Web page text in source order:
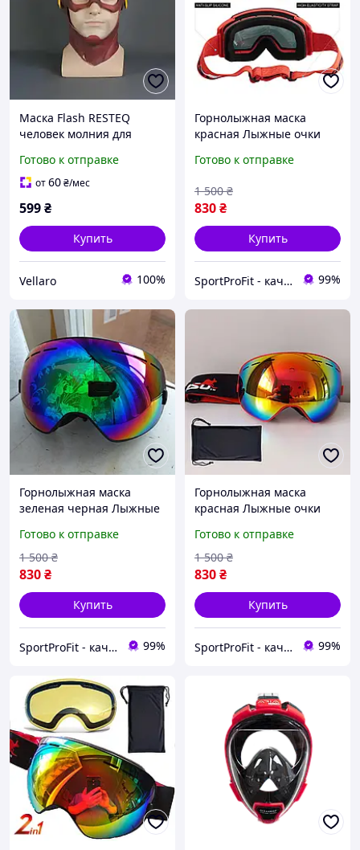
Маска Flash RESTEQ
человек молния для
Косплей Барри Аллен
Готово к отправке
от60₴/мес
599₴
Купить
Vellaro 100%
Горнолыжная маска
красная Лыжные очки
подростков Copozz
Готово к отправке
830₴
1 500 ₴
Купить
SportProFit - качественные спортивные и туристические товары оптом и в розницу 99%
Горнолыжная маска
зеленая черная Лыжные
подростков Copozz
AoFuson Nipsu
Готово к отправке
830₴
1 500 ₴
Купить
SportProFit - качественные спортивные и туристические товары оптом и в розницу 99%
Горнолыжная маска
красная Лыжные очки
подростков Copozz
AoFuson Nipsu
Готово к отправке
830₴
1 500 ₴
Купить
SportProFit - качественные спортивные и туристические товары оптом и в розницу 99%